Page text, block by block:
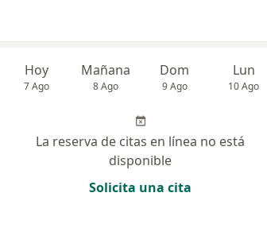
Hoy
7 Ago
Mañana
8 Ago
Dom
9 Ago
Lun
10 Ago
La reserva de citas en línea no está
disponible
Solicita una cita